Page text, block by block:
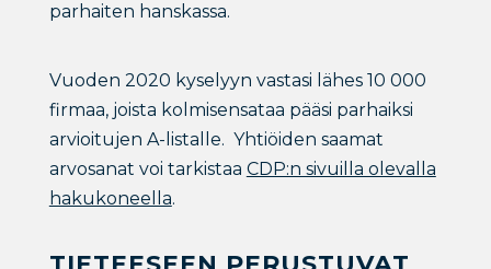
parhaiten hanskassa.
Vuoden 2020 kyselyyn vastasi lähes 10 000
firmaa, joista kolmisensataa pääsi parhaiksi
arvioitujen A-listalle. Yhtiöiden saamat
arvosanat voi tarkistaa CDP:n sivuilla olevalla
hakukoneella.